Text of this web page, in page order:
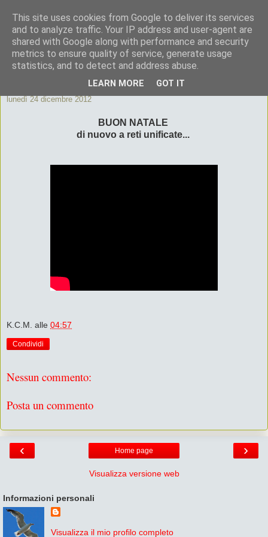
ByeByePapi
Cronache dall'Italia migliore
lunedì 24 dicembre 2012
BUON NATALE
di nuovo a reti unificate...
K.C.M. alle 04:57
Condividi
Nessun commento:
Posta un commento
‹ ›
Home page
Visualizza versione web
Informazioni personali
Visualizza il mio profilo completo
This site uses cookies from Google to deliver its services
and to analyze traffic. Your IP address and user-agent are
shared with Google along with performance and security
metrics to ensure quality of service, generate usage
statistics, and to detect and address abuse.
LEARN MORE GOT IT